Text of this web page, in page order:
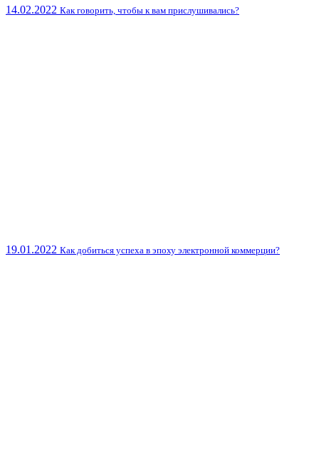
14.02.2022 Как говорить, чтобы к вам прислушивались?
19.01.2022 Как добиться успеха в эпоху электронной коммерции?